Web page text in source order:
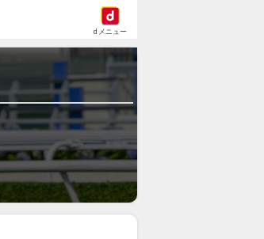
dメニュー